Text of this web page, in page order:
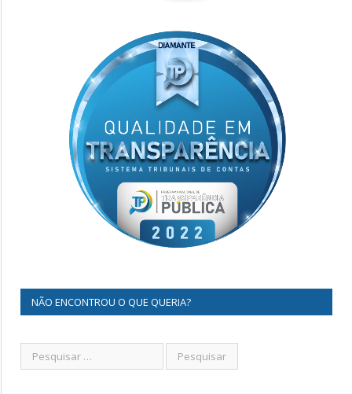
NÃO ENCONTROU O QUE QUERIA?